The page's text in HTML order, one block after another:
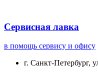
Сервисная лавка
в помощь сервису и офису
г. Санкт-Петербург,